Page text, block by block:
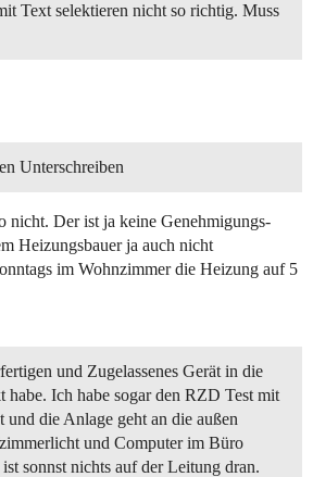
Text selektieren nicht so richtig. Muss
Unterschreiben
nicht. Der ist ja keine Genehmigungs-
Heizungsbauer ja auch nicht
im Wohnzimmer die Heizung auf 5
und Zugelassenes Gerät in die
habe. Ich habe sogar den RZD Test mit
und die Anlage geht an die außen
und Computer im Büro
ist sonnst nichts auf der Leitung dran.